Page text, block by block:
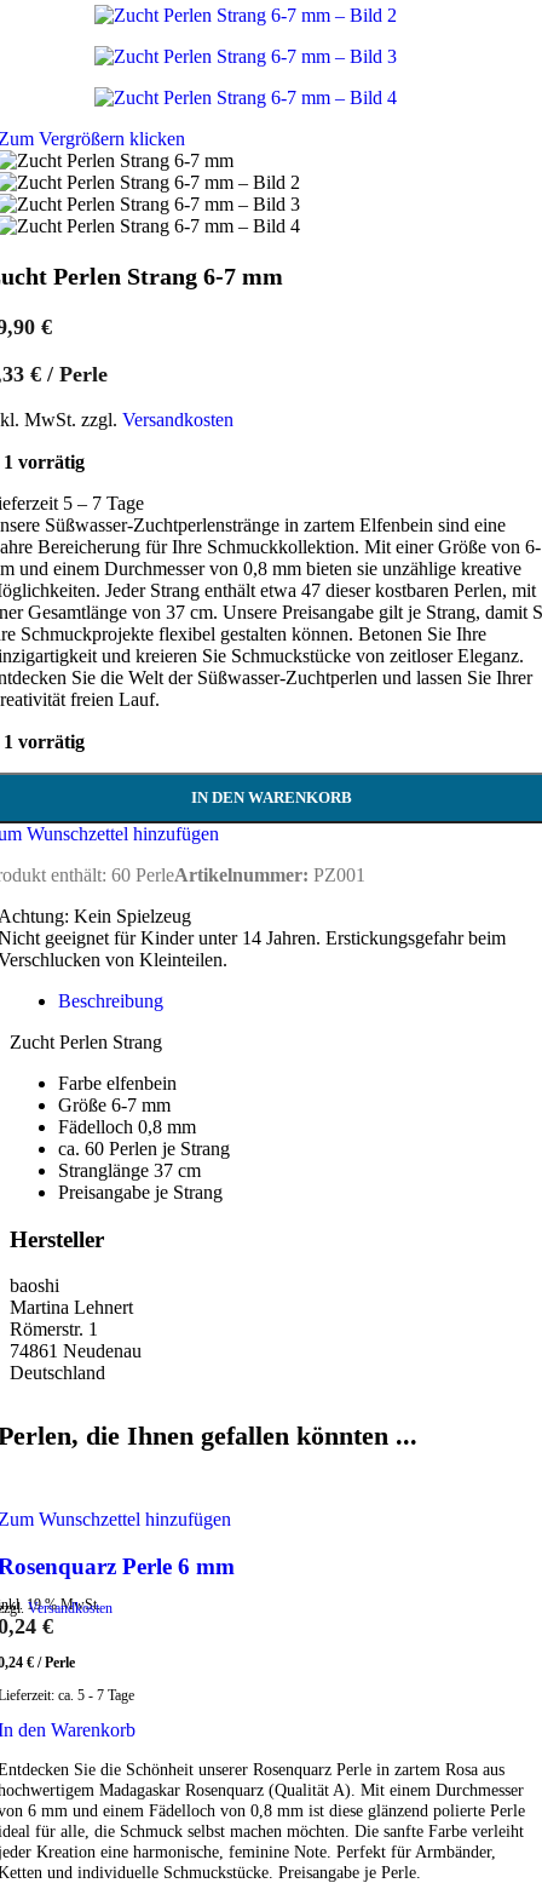
Vergrößern klicken
Perlen Strang 6-7 mm
€
€ / Perle
MwSt. zzgl. Versandkosten
1 vorrätig
5 – 7 Tage
Süßwasser-Zuchtperlenstränge in zartem Elfenbein sind eine
Bereicherung für Ihre Schmuckkollektion. Mit einer Größe von
und einem Durchmesser von 0,8 mm bieten sie unzählige kreative
Jeder Strang enthält etwa 47 dieser kostbaren Perlen, mit
Gesamtlänge von 37 cm. Unsere Preisangabe gilt je Strang, damit
Schmuckprojekte flexibel gestalten können. Betonen Sie Ihre
und kreieren Sie Schmuckstücke von zeitloser Eleganz.
Sie die Welt der Süßwasser-Zuchtperlen und lassen Sie Ihrer
freien Lauf.
1 vorrätig
IN DEN WARENKORB
Wunschzettel hinzufügen
enthält: 60 PerleArtikelnummer: PZ001
Kein Spielzeug
geeignet für Kinder unter 14 Jahren. Erstickungsgefahr beim
von Kleinteilen.
Beschreibung
Zucht Perlen Strang
Farbe elfenbein
Größe 6-7 mm
Fädelloch 0,8 mm
ca. 60 Perlen je Strang
Stranglänge 37 cm
Preisangabe je Strang
Hersteller
baoshi
Martina Lehnert
Römerstr. 1
74861 Neudenau
Deutschland
die Ihnen gefallen könnten ...
Wunschzettel hinzufügen
Perle 6 mm
19 % MwSt.
Versandkosten
€
€ /Perle
ca. 5 - 7 Tage
den Warenkorb
Sie die Schönheit unserer Rosenquarz Perle in zartem Rosa aus
Madagaskar Rosenquarz (Qualität A). Mit einem Durchmesser
6 mm und einem Fädelloch von 0,8 mm ist diese glänzend polierte Perle
für alle, die Schmuck selbst machen möchten. Die sanfte Farbe verleiht
Kreation eine harmonische, feminine Note. Perfekt für Armbänder,
und individuelle Schmuckstücke. Preisangabe je Perle.